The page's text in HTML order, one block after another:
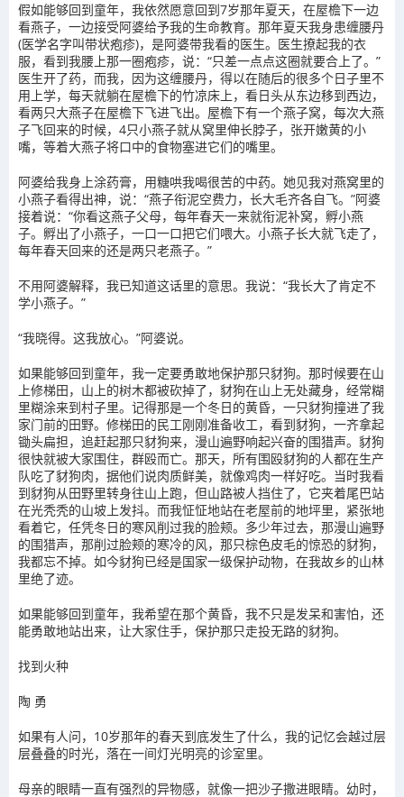
假如能够回到童年，我依然愿意回到7岁那年夏天，在屋檐下一边
看燕子，一边接受阿婆给予我的生命教育。那年夏天我身患缠腰丹
(医学名字叫带状疱疹)，是阿婆带我看的医生。医生撩起我的衣
服，看到我腰上那一圈疱疹，说：“只差一点点这圈就要合上了。”
医生开了药，而我，因为这缠腰丹，得以在随后的很多个日子里不
用上学，每天就躺在屋檐下的竹凉床上，看日头从东边移到西边，
看两只大燕子在屋檐下飞进飞出。屋檐下有一个燕子窝，每次大燕
子飞回来的时候，4只小燕子就从窝里伸长脖子，张开嫩黄的小
嘴，等着大燕子将口中的食物塞进它们的嘴里。
阿婆给我身上涂药膏，用糖哄我喝很苦的中药。她见我对燕窝里的
小燕子看得出神，说：“燕子衔泥空费力，长大毛齐各自飞。”阿婆
接着说：“你看这燕子父母，每年春天一来就衔泥补窝，孵小燕
子。孵出了小燕子，一口一口把它们喂大。小燕子长大就飞走了，
每年春天回来的还是两只老燕子。”
不用阿婆解释，我已知道这话里的意思。我说：“我长大了肯定不
学小燕子。”
“我晓得。这我放心。”阿婆说。
如果能够回到童年，我一定要勇敢地保护那只豺狗。那时候要在山
上修梯田，山上的树木都被砍掉了，豺狗在山上无处藏身，经常糊
里糊涂来到村子里。记得那是一个冬日的黄昏，一只豺狗撞进了我
家门前的田野。修梯田的民工刚刚准备收工，看到豺狗，一齐拿起
锄头扁担，追赶起那只豺狗来，漫山遍野响起兴奋的围猎声。豺狗
很快就被大家围住，群殴而亡。那天，所有围殴豺狗的人都在生产
队吃了豺狗肉，据他们说肉质鲜美，就像鸡肉一样好吃。当时我看
到豺狗从田野里转身往山上跑，但山路被人挡住了，它夹着尾巴站
在光秃秃的山坡上发抖。而我怔怔地站在老屋前的地坪里，紧张地
看着它，任凭冬日的寒风削过我的脸颊。多少年过去，那漫山遍野
的围猎声，那削过脸颊的寒冷的风，那只棕色皮毛的惊恐的豺狗，
我都忘不掉。如今豺狗已经是国家一级保护动物，在我故乡的山林
里绝了迹。
如果能够回到童年，我希望在那个黄昏，我不只是发呆和害怕，还
能勇敢地站出来，让大家住手，保护那只走投无路的豺狗。
找到火种
陶 勇
如果有人问，10岁那年的春天到底发生了什么，我的记忆会越过层
层叠叠的时光，落在一间灯光明亮的诊室里。
母亲的眼睛一直有强烈的异物感，就像一把沙子撒进眼睛。幼时，